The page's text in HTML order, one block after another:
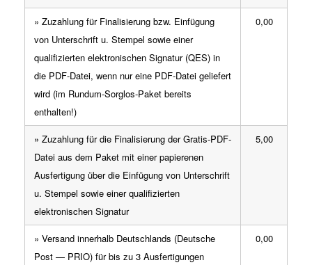
» Zuzahlung für Finalisierung bzw. Einfügung
von Unterschrift u. Stempel sowie einer
qualifizierten elektronischen Signatur (QES) in
die PDF-Datei, wenn nur eine PDF-Datei geliefert
wird (im Rundum-Sorglos-Paket bereits
enthalten!)
0,00
» Zuzahlung für die Finalisierung der Gratis-PDF-
Datei aus dem Paket mit einer papierenen
Ausfertigung über die Einfügung von Unterschrift
u. Stempel sowie einer qualifizierten
elektronischen Signatur
5,00
» Versand innerhalb Deutschlands (Deutsche
Post — PRIO) für bis zu 3 Ausfertigungen
0,00